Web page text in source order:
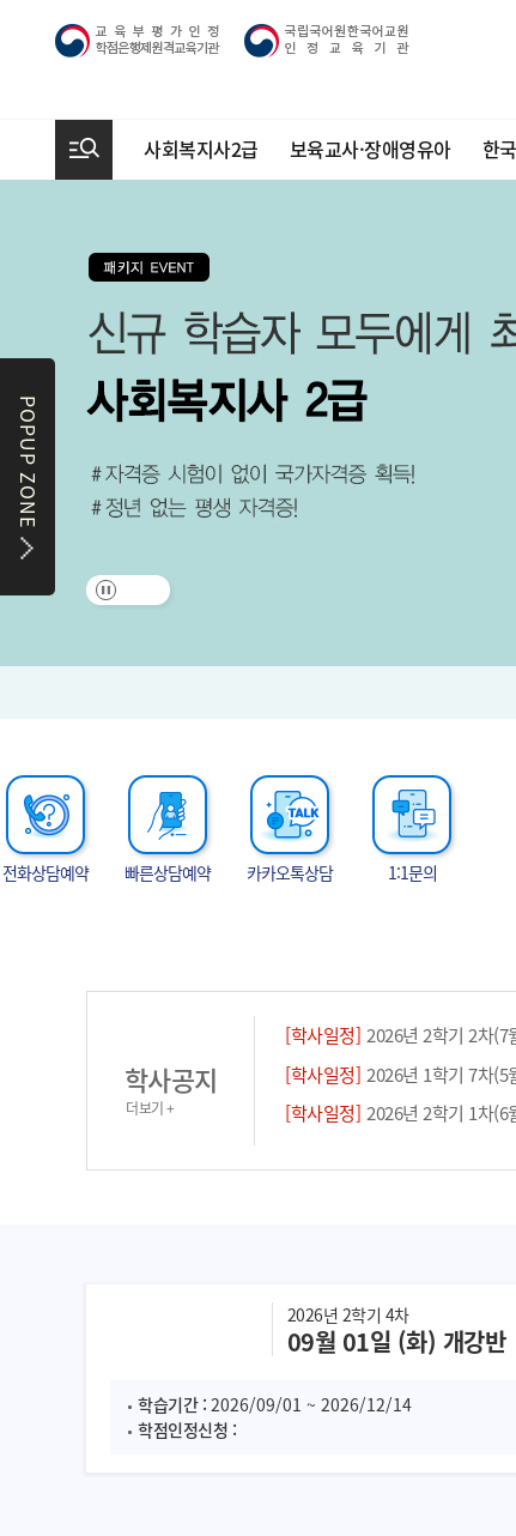
사회복지사2급 보육교사·장애영유아 한
POPUP ZONE
전화상담예약 빠른상담예약 카카오톡상담 1:1문의
학사공지
더보기 +
[학사일정] 2026년 2학기 2차(7월 7일 개
[학사일정] 2026년 1학기 7차(5월 19일 개
[학사일정] 2026년 2학기 1차(6월 9일 개
2026년 2학기 4차
09월 01일 (화) 개강반
학습기간 : 2026/09/01 ~ 2026/12/14
학점인정신청 :